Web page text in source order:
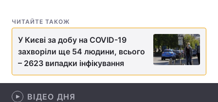
Техно і зв'язок
Здоров'я Туризм
Цікавинки
ЧИТАЙТЕ ТАКОЖ
У Києві за добу на COVID-19
захворіли ще 54 людини, всього
– 2623 випадки інфікування
ВІДЕО ДНЯ